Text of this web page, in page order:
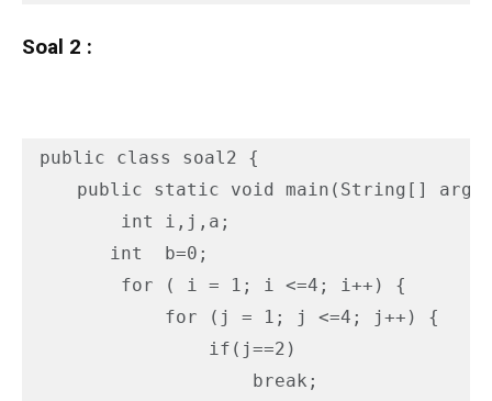
Soal 2 :
public class soal2 {
public static void main(String[]
        int i,j,a;
       int  b=0;
        for ( i = 1; i <=4; i++) {
            for (j = 1; j <=4; j++) {
                if(j==2)
                    break;